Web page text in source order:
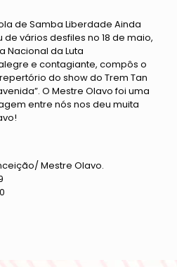
de Samba Liberdade Ainda
de vários desfiles no 18 de maio,
Nacional da Luta
e contagiante, compôs o
do show do Trem Tan
O Mestre Olavo foi uma
entre nós nos deu muita
Mestre Olavo.